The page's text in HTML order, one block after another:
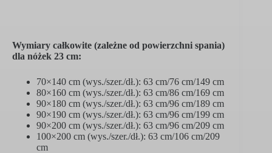
Wymiary całkowite (zależne od powierzchni spania)
dla nóżek 23 cm:
70×140 cm (wys./szer./dł.): 63 cm/76 cm/149 cm
80×160 cm (wys./szer./dł.): 63 cm/86 cm/169 cm
90×180 cm (wys./szer./dł.): 63 cm/96 cm/189 cm
90×190 cm (wys./szer./dł.): 63 cm/96 cm/199 cm
90×200 cm (wys./szer./dł.): 63 cm/96 cm/209 cm
100×200 cm (wys./szer./dł.): 63 cm/106 cm/209
cm